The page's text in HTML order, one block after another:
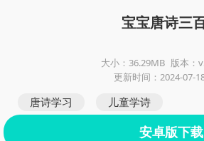
宝宝唐诗三
大小：36.29MB 版本：
更新时间：2024-07-
唐诗学习 儿童学诗
安卓版下载